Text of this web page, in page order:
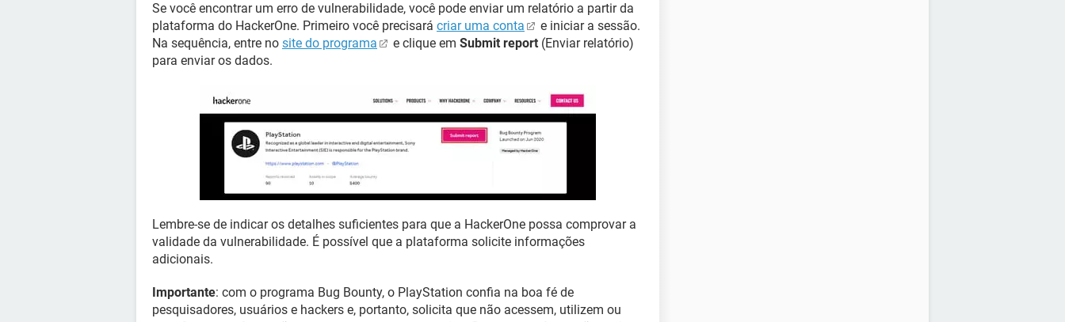
Se você encontrar um erro de vulnerabilidade, você pode enviar um relatório a partir da
plataforma do HackerOne. Primeiro você precisará criar uma conta
e iniciar a sessão.
Na sequência, entre no site do programa e clique em Submit report (Enviar relatório)
para enviar os dados.
Lembre-se de indicar os detalhes suficientes para que a HackerOne possa comprovar a
validade da vulnerabilidade. É possível que a plataforma solicite informações
adicionais.
Importante: com o programa Bug Bounty, o PlayStation confia na boa fé de
pesquisadores, usuários e hackers e, portanto, solicita que não acessem, utilizem ou